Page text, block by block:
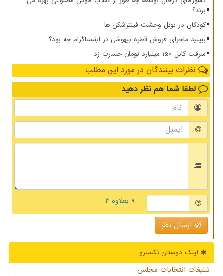
برند؟
کودکان در تونل وحشت فیلترشکن ها
ببینید ماجرای فروش قطره بیهوشی در اینستاگرام چه بود؟
سرقت کابل 150 میلیارد تومان خسارت زد
نظرات بینندگان در مورد این مطلب
لطفا شما هم نظر دهید
= ۹ بعلاوه ۳
ارسال نظر
لینک دوستان نكسترو
تبلیغات انتخابات مجلس